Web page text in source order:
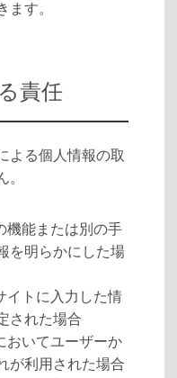
ます。
責任
よる個人情報の取
。
機能または別の手
を明らかにした場
イトに入力した情
された場合
おいてユーザーか
が利用された場合